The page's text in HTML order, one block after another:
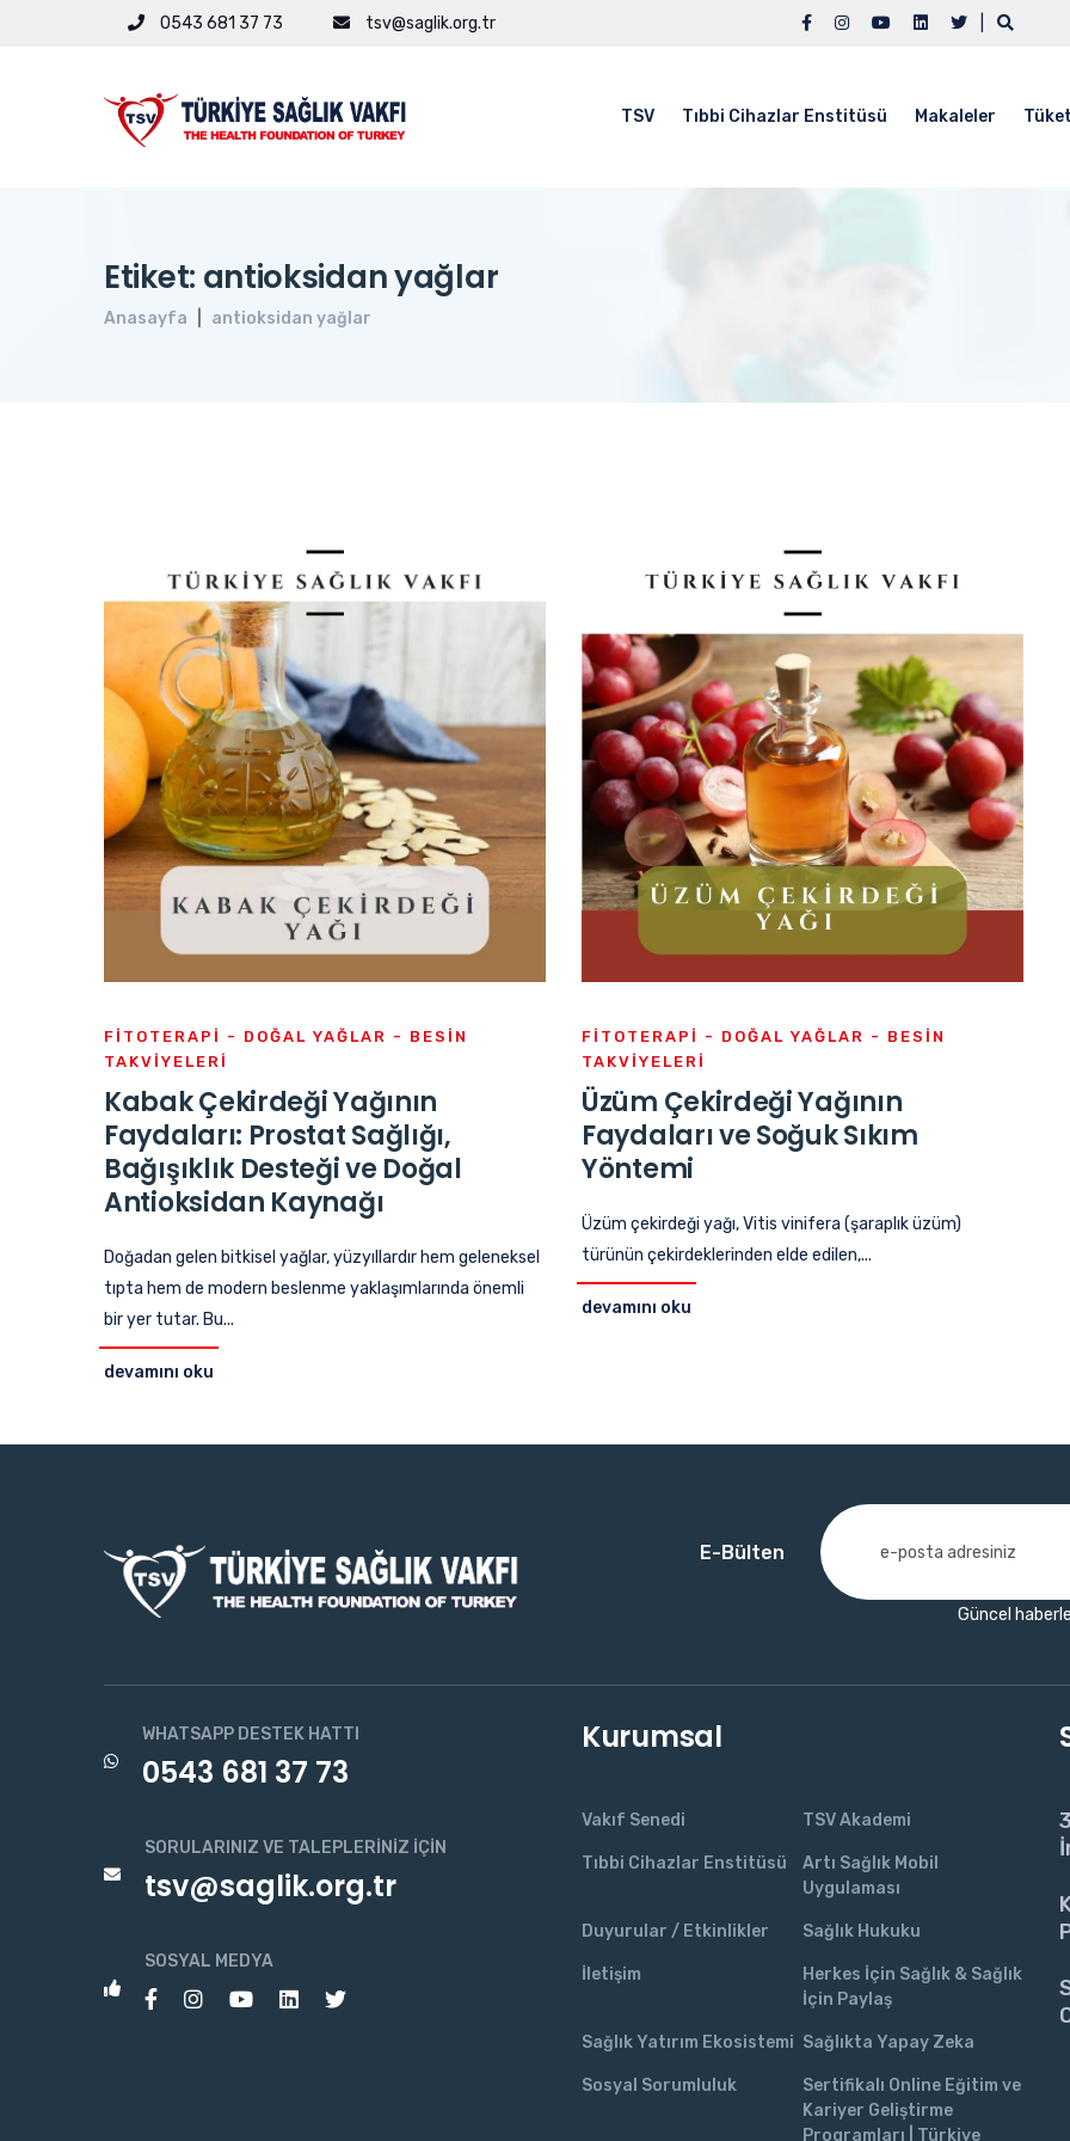
0543 681 37 73 tsv@saglik.org.tr
TSV Tıbbi Cihazlar Enstitüsü Makaleler
Etiket: antioksidan yağlar
Anasayfa antioksidan yağlar
FITOTERAPI - DOĞAL YAĞLAR - BESIN
TAKVIYELERI
Kabak Çekirdeği Yağının
Faydaları: Prostat Sağlığı,
Bağışıklık Desteği ve Doğal
Antioksidan Kaynağı
Doğadan gelen bitkisel yağlar, yüzyıllardır hem geleneksel
tıpta hem de modern beslenme yaklaşımlarında önemli
bir yer tutar. Bu...
devamını oku
FITOTERAPI - DOĞAL YAĞLAR - BESIN
TAKVIYELERI
Üzüm Çekirdeği Yağının
Faydaları ve Soğuk Sıkım
Yöntemi
Üzüm çekirdeği yağı, Vitis vinifera (şaraplık üzüm)
türünün çekirdeklerinden elde edilen,...
devamını oku
E-Bülten
Güncel
WHATSAPP DESTEK HATTI
0543 681 37 73
SORULARINIZ VE TALEPLERINIZ İÇIN
tsv@saglik.org.tr
SOSYAL MEDYA
Kurumsal
Vakıf Senedi TSV Akademi
Tıbbi Cihazlar Enstitüsü
Artı Sağlık Mobil
Uygulaması
Duyurular / Etkinlikler Sağlık Hukuku
İletişim
Herkes İçin Sağlık & Sağlık
İçin Paylaş
Sağlık Yatırım Ekosistemi Sağlıkta Yapay Zeka
Sosyal Sorumluluk
Sertifikalı Online Eğitim ve
Kariyer Geliştirme
Programları | Türkiye